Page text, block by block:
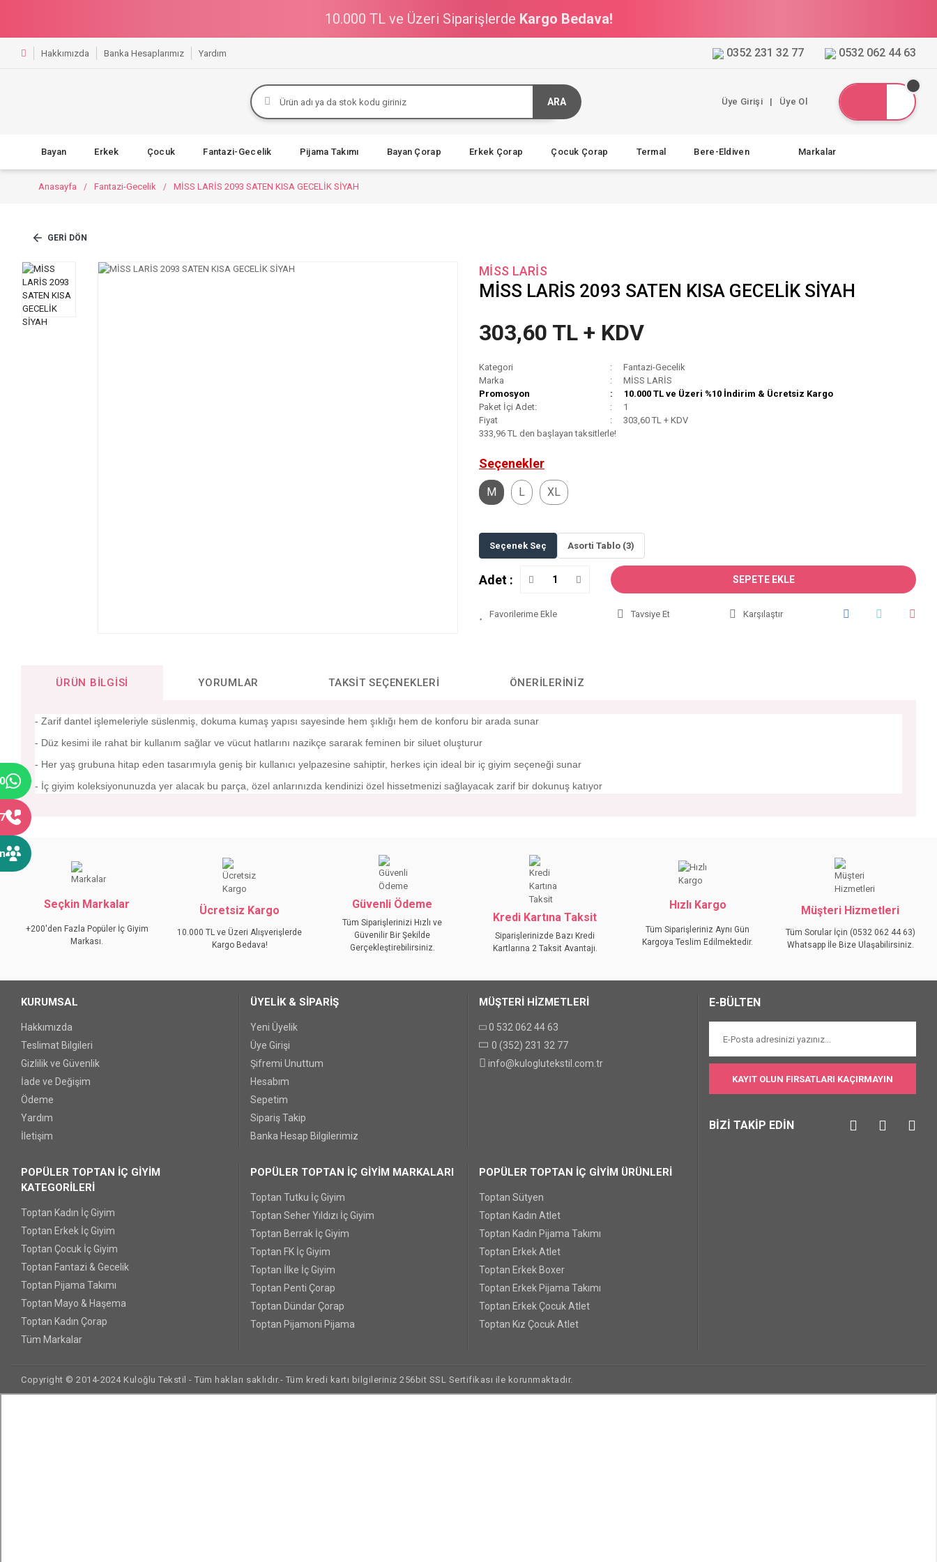
10.000 TL ve Üzeri Siparişlerde Kargo Bedava!
Hakkımızda Banka Hesaplarımız Yardım 0352 231 32 77 0532 062 44 63
ARA Üye Girişi | Üye Ol
Bayan Erkek Çocuk Fantazi-Gecelik Pijama Takımı Bayan Çorap Erkek Çorap Çocuk Çorap Termal Bere-Eldiven Markalar
Anasayfa Fantazi-Gecelik MİSS LARİS 2093 SATEN KISA GECELİK SİYAH
GERI DÖN
MİSS LARİS
MİSS LARİS 2093 SATEN KISA GECELİK SİYAH
303,60 TL + KDV
Kategori
Fantazi-Gecelik
Marka
MİSS LARİS
Promosyon
10.000 TL ve Üzeri %10 İndirim & Ücretsiz Kargo
Paket İçi Adet:
1
Fiyat
303,60 TL + KDV
333,96 TL den başlayan taksitlerle!
Seçenekler
M L XL
Seçenek Seç Asorti Tablo (3)
Adet : SEPETE EKLE
Tavsiye Et Karşılaştır
ÜRÜN BILGISI YORUMLAR TAKSIT SEÇENEKLERI ÖNERILERINIZ
- Zarif dantel işlemeleriyle süslenmiş, dokuma kumaş yapısı sayesinde hem şıklığı hem de konforu bir arada sunar
- Düz kesimi ile rahat bir kullanım sağlar ve vücut hatlarını nazikçe sararak feminen bir siluet oluşturur
- Her yaş grubuna hitap eden tasarımıyla geniş bir kullanıcı yelpazesine sahiptir, herkes için ideal bir iç giyim seçeneği sunar
- İç giyim koleksiyonunuzda yer alacak bu parça, özel anlarınızda kendinizi özel hissetmenizi sağlayacak zarif bir dokunuş katıyor
Ürün resmi kalitesiz, bozuk veya görüntülenemiyor.
Ürün açıklamasında eksik bilgiler bulunuyor.
Ürün bilgilerinde hatalar bulunuyor.
Ürün fiyatı diğer sitelerden daha pahalı.
GÖNDER
Seçkin Markalar
+200'den Fazla Popüler İç Giyim
Markası.
Ücretsiz Kargo
10.000 TL ve Üzeri Alışverişlerde
Kargo Bedava!
Güvenli Ödeme
Tüm Siparişlerinizi Hızlı ve
Güvenilir Bir Şekilde
Gerçekleştirebilirsiniz.
Kredi Kartına Taksit
Siparişlerinizde Bazı Kredi
Kartlarına 2 Taksit Avantajı.
Hızlı Kargo
Tüm Siparişleriniz Aynı Gün
Kargoya Teslim Edilmektedir.
Müşteri Hizmetleri
Tüm Sorular İçin (0532 062 44 63)
Whatsapp İle Bize Ulaşabilirsiniz.
KURUMSAL
Hakkımızda
Teslimat Bilgileri
Gizlilik ve Güvenlik
İade ve Değişim
Ödeme
Yardım
İletişim
ÜYELİK & SİPARİŞ
Yeni Üyelik
Üye Girişi
Şifremi Unuttum
Hesabım
Sepetim
Sipariş Takip
Banka Hesap Bilgilerimiz
MÜŞTERİ HİZMETLERİ
0 532 062 44 63
0 (352) 231 32 77
info@kuloglutekstil.com.tr
POPÜLER TOPTAN İÇ GİYİM
KATEGORİLERİ
Toptan Kadın İç Giyim
Toptan Erkek İç Giyim
Toptan Çocuk İç Giyim
Toptan Fantazi & Gecelik
Toptan Pijama Takımı
Toptan Mayo & Haşema
Toptan Kadın Çorap
Tüm Markalar
POPÜLER TOPTAN İÇ GİYİM MARKALARI
Toptan Tutku İç Giyim
Toptan Seher Yıldızı İç Giyim
Toptan Berrak İç Giyim
Toptan FK İç Giyim
Toptan İlke İç Giyim
Toptan Penti Çorap
Toptan Dündar Çorap
Toptan Pijamoni Pijama
POPÜLER TOPTAN İÇ GİYİM ÜRÜNLERİ
Toptan Sütyen
Toptan Kadın Atlet
Toptan Kadın Pijama Takımı
Toptan Erkek Atlet
Toptan Erkek Boxer
Toptan Erkek Pijama Takımı
Toptan Erkek Çocuk Atlet
Toptan Kız Çocuk Atlet
E-BÜLTEN
KAYIT OLUN FIRSATLARI KAÇIRMAYIN
BİZİ TAKİP EDİN
Copyright © 2014-2024 Kuloğlu Tekstil - Tüm hakları saklıdır.- Tüm kredi kartı bilgileriniz 256bit SSL Sertifikası ile korunmaktadır.